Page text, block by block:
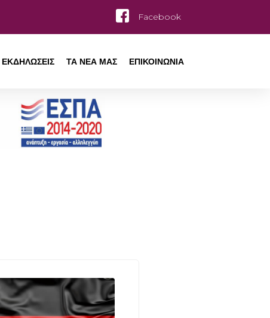
Facebook
ΕΚΔΗΛΩΣΕΙΣ ΤΑ ΝΕΑ ΜΑΣ ΕΠΙΚΟΙΝΩΝΙΑ